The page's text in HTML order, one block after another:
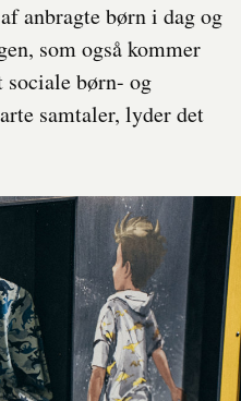
anbragte børn i dag og
som også kommer
sociale børn- og
samtaler, lyder det